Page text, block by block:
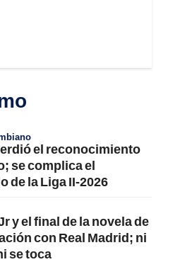
el reconocimiento
se complica el
de la Liga II-2026
y el final de la novela de
con Real Madrid; ni
se toca